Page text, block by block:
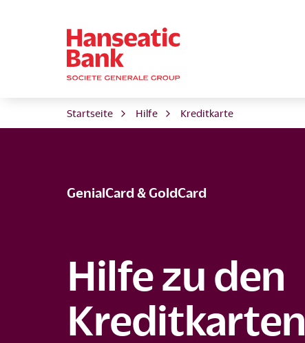
Startseite Hilfe Kreditkarte
GenialCard & GoldCard
Hilfe zu den
Kreditkarten